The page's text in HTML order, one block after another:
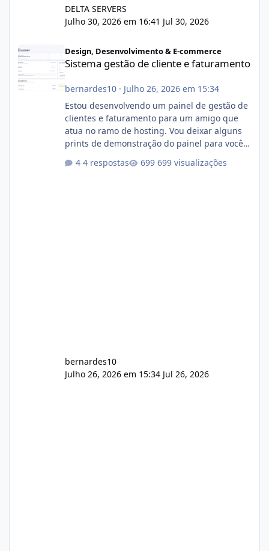
DELTA SERVERS
Julho 30, 2026 em 16:41 Jul 30, 2026
Design, Desenvolvimento & E-commerce
Sistema gestão de cliente e faturamento
bernardes10· Julho 26, 2026 em 15:34
Estou desenvolvendo um painel de gestão de
clientes e faturamento para um amigo que
atua no ramo de hosting. Vou deixar alguns
prints de demonstração do painel para vocês
com cerca de 80% concluído e conta com
4 respostas 699 visualizações
bernardes10
Julho 26, 2026 em 15:34 Jul 26, 2026